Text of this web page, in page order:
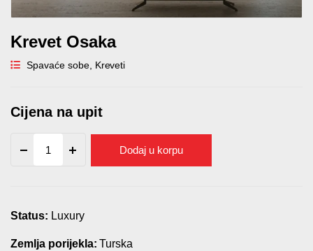
Krevet Osaka
Spavaće sobe, Kreveti
Cijena na upit
Osaka
quantity
Dodaj u korpu
Status: Luxury
Zemlja porijekla: Turska